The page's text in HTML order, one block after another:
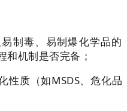
制毒、易制爆化学品的
和机制是否完备；
性质（如MSDS、危化品